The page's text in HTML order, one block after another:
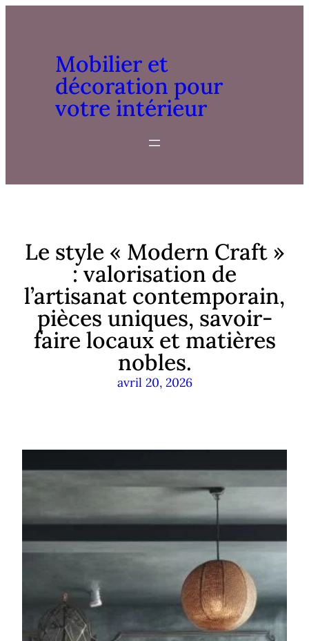
Mobilier et
décoration pour
votre intérieur
Le style « Modern Craft »
: valorisation de
l’artisanat contemporain,
pièces uniques, savoir-
faire locaux et matières
nobles.
avril 20, 2026